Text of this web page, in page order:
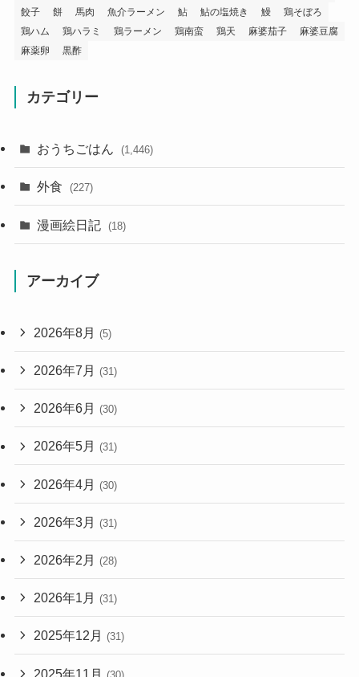
餃子
餅 馬肉 魚介ラーメン 鮎 鮎の塩焼き 鰻
鶏そぼろ
鶏ハム
鶏ハラミ 鶏ラーメン 鶏南蛮 鶏天 麻婆茄子
麻婆豆腐
麻薬卵
黒酢
カテゴリー
おうちごはん (1,446)
外食 (227)
漫画絵日記 (18)
アーカイブ
2026年8月 (5)
2026年7月 (31)
2026年6月 (30)
2026年5月 (31)
2026年4月 (30)
2026年3月 (31)
2026年2月 (28)
2026年1月 (31)
2025年12月 (31)
2025年11月